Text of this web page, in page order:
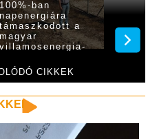
CIKKEK
100%-ban
napenergiára
támaszkodott a
magyar
villamosenergia-
élen jár
várja
a